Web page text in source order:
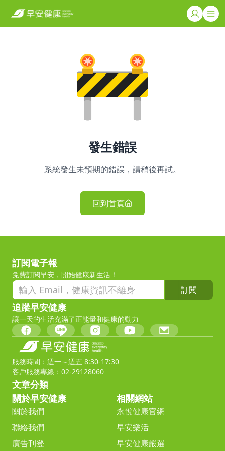
發生錯誤
系統發生未預期的錯誤，請稍後再試。
回到首頁
訂閱電子報
免費訂閱早安，開始健康新生活！
訂閱
追蹤早安健康
讓一天的生活充滿了正能量和健康的動力
服務時間：週一～週五 8:30-17:30
客戶服務專線：02-29128060
文章分類
關於早安健康
關於我們
聯絡我們
廣告刊登
相關網站
永悅健康官網
早安樂活
早安健康嚴選